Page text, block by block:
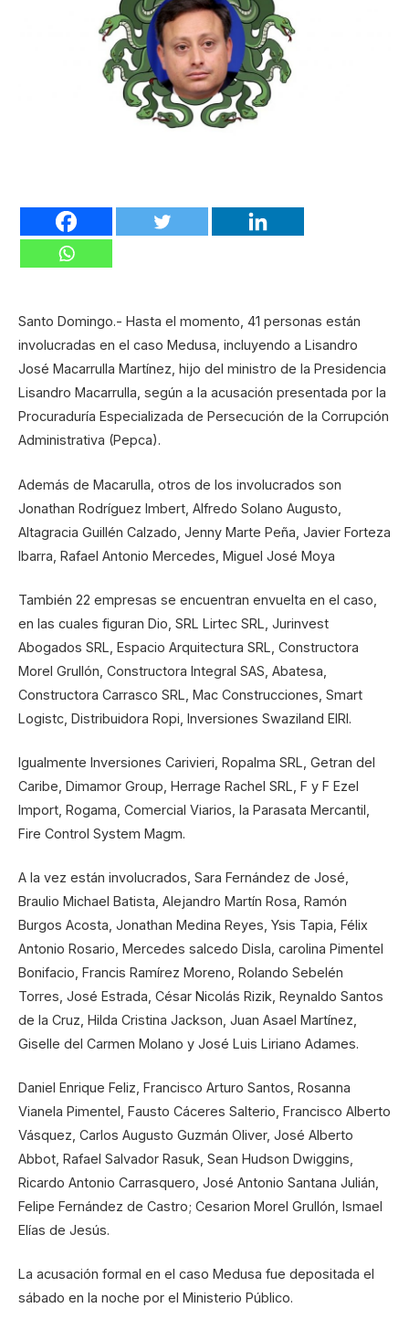
Santo Domingo.- Hasta el momento, 41 personas están
involucradas en el caso Medusa, incluyendo a Lisandro
José Macarrulla Martínez, hijo del ministro de la Presidencia
Lisandro Macarrulla, según a la acusación presentada por la
Procuraduría Especializada de Persecución de la Corrupción
Administrativa (Pepca).
Además de Macarulla, otros de los involucrados son
Jonathan Rodríguez Imbert, Alfredo Solano Augusto,
Altagracia Guillén Calzado, Jenny Marte Peña, Javier Forteza
Ibarra, Rafael Antonio Mercedes, Miguel José Moya
También 22 empresas se encuentran envuelta en el caso,
en las cuales figuran Dio, SRL Lirtec SRL, Jurinvest
Abogados SRL, Espacio Arquitectura SRL, Constructora
Morel Grullón, Constructora Integral SAS, Abatesa,
Constructora Carrasco SRL, Mac Construcciones, Smart
Logistc, Distribuidora Ropi, Inversiones Swaziland EIRl.
Igualmente Inversiones Carivieri, Ropalma SRL, Getran del
Caribe, Dimamor Group, Herrage Rachel SRL, F y F Ezel
Import, Rogama, Comercial Viarios, la Parasata Mercantil,
Fire Control System Magm.
A la vez están involucrados, Sara Fernández de José,
Braulio Michael Batista, Alejandro Martín Rosa, Ramón
Burgos Acosta, Jonathan Medina Reyes, Ysis Tapia, Félix
Antonio Rosario, Mercedes salcedo Disla, carolina Pimentel
Bonifacio, Francis Ramírez Moreno, Rolando Sebelén
Torres, José Estrada, César Nicolás Rizik, Reynaldo Santos
de la Cruz, Hilda Cristina Jackson, Juan Asael Martínez,
Giselle del Carmen Molano y José Luis Liriano Adames.
Daniel Enrique Feliz, Francisco Arturo Santos, Rosanna
Vianela Pimentel, Fausto Cáceres Salterio, Francisco Alberto
Vásquez, Carlos Augusto Guzmán Oliver, José Alberto
Abbot, Rafael Salvador Rasuk, Sean Hudson Dwiggins,
Ricardo Antonio Carrasquero, José Antonio Santana Julián,
Felipe Fernández de Castro; Cesarion Morel Grullón, Ismael
Elías de Jesús.
La acusación formal en el caso Medusa fue depositada el
sábado en la noche por el Ministerio Público.